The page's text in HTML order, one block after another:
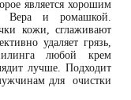
является хорошим
Вера и ромашкой.
кожи, сглаживают
удаляет грязь,
любой крем
лучше. Подходит
для очистки